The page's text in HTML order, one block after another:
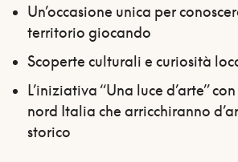
Un’occasione unica per
territorio giocando
Scoperte culturali e curiosità
L’iniziativa “Una luce d’arte”
nord Italia che arricchiranno
storico